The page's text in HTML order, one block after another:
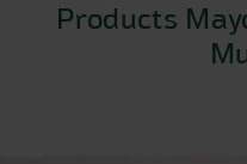
Products